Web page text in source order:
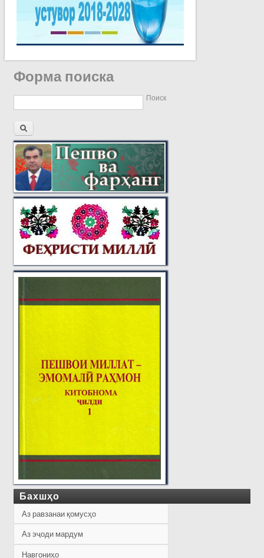
Форма поиска
Поиск
Бахшҳо
Аз равзанаи қомусҳо
Аз эҷоди мардум
Навгониҳо